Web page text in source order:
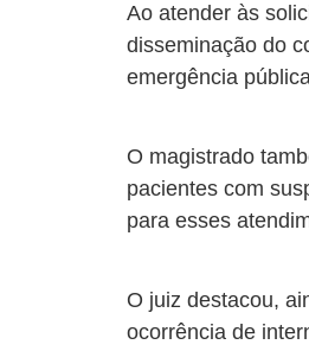
Ao atender às
disseminação do
emergência
O magistrado
pacientes com
para esses
O juiz destacou,
ocorrência de